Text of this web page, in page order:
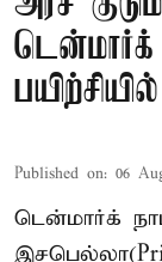
Published on: 06
டென்மார்க்